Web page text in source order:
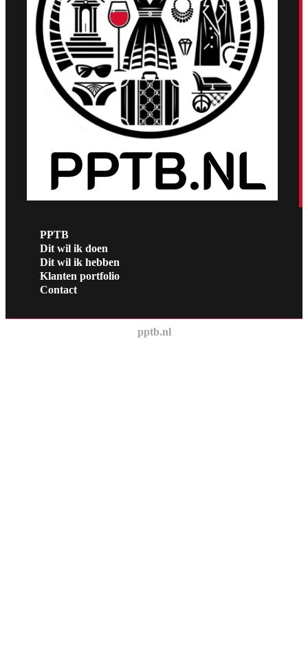
PPTB
Dit wil ik doen
Dit wil ik hebben
Klanten portfolio
Contact
pptb.nl